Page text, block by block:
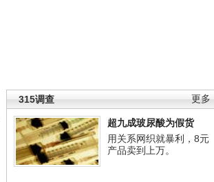
更多
315调查
超九成玻尿酸为假货
用关系网织就暴利，8元
产品卖到上万。